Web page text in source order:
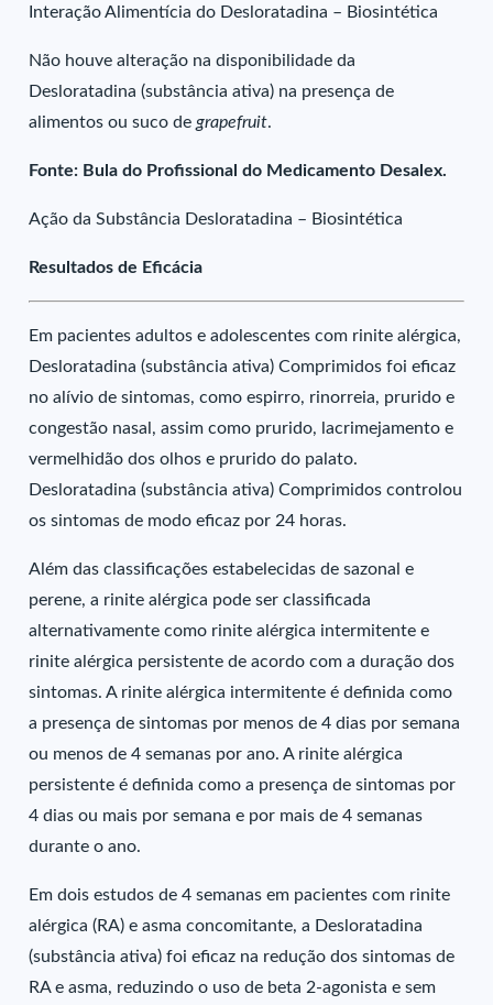
Interação Alimentícia do Desloratadina – Biosintética
Não houve alteração na disponibilidade da
Desloratadina (substância ativa) na presença de
alimentos ou suco de grapefruit.
Fonte: Bula do Profissional do Medicamento Desalex.
Ação da Substância Desloratadina – Biosintética
Resultados de Eficácia
Em pacientes adultos e adolescentes com rinite alérgica,
Desloratadina (substância ativa) Comprimidos foi eficaz
no alívio de sintomas, como espirro, rinorreia, prurido e
congestão nasal, assim como prurido, lacrimejamento e
vermelhidão dos olhos e prurido do palato.
Desloratadina (substância ativa) Comprimidos controlou
os sintomas de modo eficaz por 24 horas.
Além das classificações estabelecidas de sazonal e
perene, a rinite alérgica pode ser classificada
alternativamente como rinite alérgica intermitente e
rinite alérgica persistente de acordo com a duração dos
sintomas. A rinite alérgica intermitente é definida como
a presença de sintomas por menos de 4 dias por semana
ou menos de 4 semanas por ano. A rinite alérgica
persistente é definida como a presença de sintomas por
4 dias ou mais por semana e por mais de 4 semanas
durante o ano.
Em dois estudos de 4 semanas em pacientes com rinite
alérgica (RA) e asma concomitante, a Desloratadina
(substância ativa) foi eficaz na redução dos sintomas de
RA e asma, reduzindo o uso de beta 2-agonista e sem